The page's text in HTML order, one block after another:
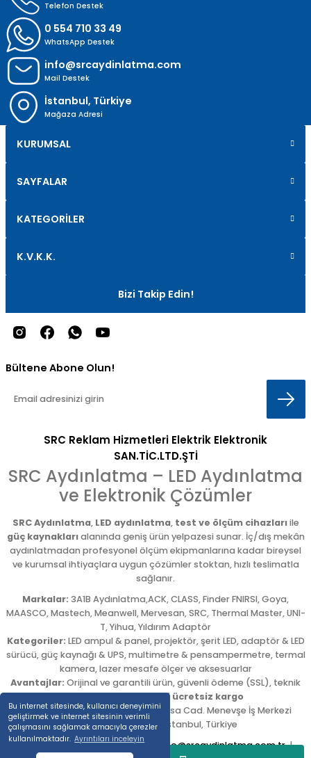
Bu internet sitesinde, kullanıcı deneyimini
geliştirmek ve internet sitesinin verimli
çalışmasını sağlamak amacıyla çerezler
kullanılmaktadır. Ayrıntıları inceleyin
Telefon Destek
0 554 710 33 49
WhatsApp Destek
info@srcaydinlatma.com
Mail Destek
İstanbul, Türkiye
Mağaza Adresi
KURUMSAL
SAYFALAR
KATEGORİLER
K.V.K.K.
Bizi Takip Edin!
Bültene Abone Olun!
SRC Reklam Hizmetleri Elektrik Elektronik
SAN.TİC.LTD.ŞTİ
SRC Aydınlatma – LED Aydınlatma
ve Elektronik Çözümler
SRC Aydınlatma, LED aydınlatma, test ve ölçüm cihazlarıile
güç kaynaklarıalanında geniş ürün yelpazesi sunar. İç/dış mekân
aydınlatmadan profesyonel ölçüm ekipmanlarına kadar bireysel
ve kurumsal ihtiyaçlara uygun çözümler stoktan, hızlı teslimatla
sağlanır.
Markalar: 3A1B Aydınlatma,ACK, CLASS, Finder FNIRSI, Goya,
MAASCO, Mastech, Meanwell, Mervesan, SRC, Thermal Master, UNI-
T, Yihua, Yıldırım Adaptör
Kategoriler: LED ampul & panel, projektör, şerit LED, adaptör & LED
sürücü, güç kaynağı & UPS, multimetre & pensampermetre, termal
kamera, lazer mesafe ölçer ve aksesuarlar
Avantajlar: Orijinal ve garantili ürün, güvenli ödeme (SSL), teknik
destek,5.000 TL üzeri ücretsiz kargo
Adres: Emekyemez Mah. Okçumusa Cad. Menevşe İş Merkezi
No:22/58,Beyoğlu/ İstanbul, Türkiye
Tel:0212 254 54 00|E-posta: info@srcaydinlatma.com.tr|